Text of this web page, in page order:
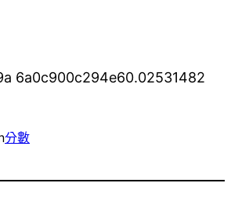
6a0c900c294e60.02531482
分數